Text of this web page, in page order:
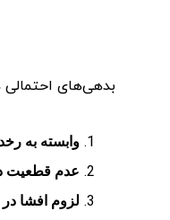
بدهی‌های احتمالی
وابسته به
عدم قطعیت
لزوم افشا